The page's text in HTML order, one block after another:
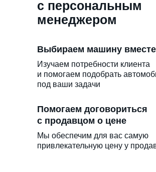
Помогаем договориться
с продавцом о цене
Мы обеспечим для вас самую
привлекательную цену у
Выбираем машину
Изучаем потребности клиента
и помогаем подобрать
под ваши задачи
с персональным
менеджером